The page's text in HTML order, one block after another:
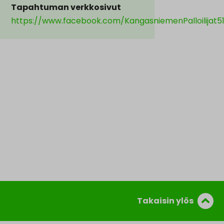
Tapahtuman verkkosivut
https://www.facebook.com/KangasniemenPalloilijat51
Takaisin ylös